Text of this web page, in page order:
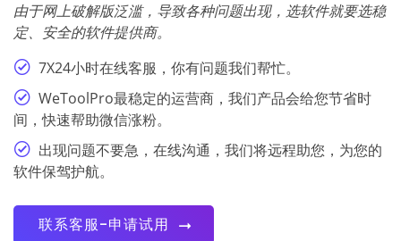
由于网上破解版泛滥，导致各种问题出现，选软件就要选稳
定、安全的软件提供商。
7X24小时在线客服，你有问题我们帮忙。
WeToolPro最稳定的运营商，我们产品会给您节省时
间，快速帮助微信涨粉。
出现问题不要急，在线沟通，我们将远程助您，为您的
软件保驾护航。
联系客服-申请试用